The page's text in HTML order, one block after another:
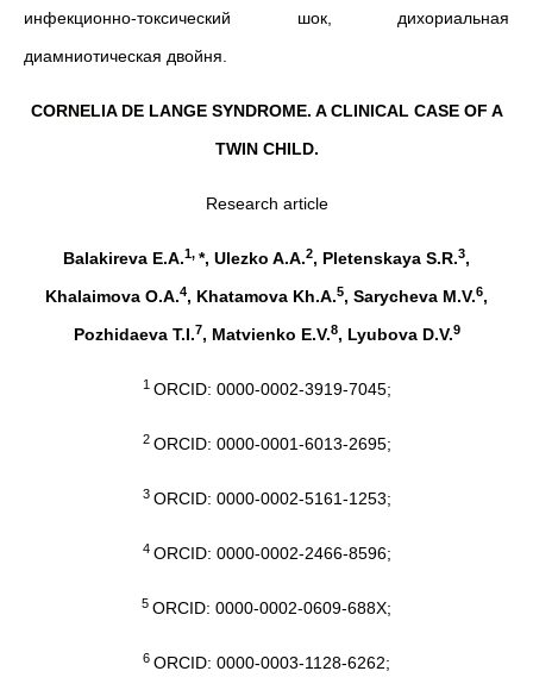
инфекционно-токсический шок, дихориальная
диамниотическая двойня.
CORNELIA DE LANGE SYNDROME. A CLINICAL CASE OF A
TWIN CHILD.
Research article
Balakireva E.A.1, *, Ulezko A.A.2, Pletenskaya S.R.3,
Khalaimova O.A.4, Khatamova Kh.A.5, Sarycheva M.V.6,
Pozhidaeva T.I.7, Matvienko E.V.8, Lyubova D.V.9
1 ORCID: 0000-0002-3919-7045;
2 ORCID: 0000-0001-6013-2695;
3 ORCID: 0000-0002-5161-1253;
4 ORCID: 0000-0002-2466-8596;
5 ORCID: 0000-0002-0609-688X;
6 ORCID: 0000-0003-1128-6262;